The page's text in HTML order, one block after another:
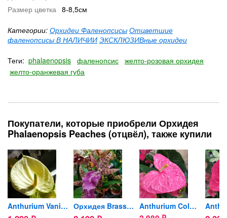
Размер цветка 8-8,5см
Категории: Орхидеи Фаленопсисы Отцветшие
фаленопсисы В НАЛИЧИИ ЭКСКЛЮЗИВные орхидеи
Теги: phalaenopsis фаленопсис желто-розовая орхидея
желто-оранжевая губа
Покупатели, которые приобрели Орхидея
Phalaenopsis Peaches (отцвёл), также купили
Anthurium Vanilla (отцвел) Орхидея Brassia hybrid... Anthurium Colorado